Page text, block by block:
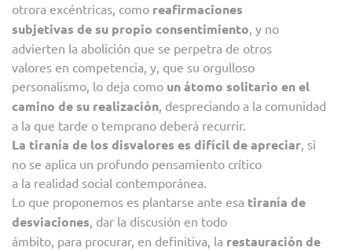
otrora excéntricas, como reafirmaciones
subjetivas de su propio consentimiento, y no
advierten la abolición que se perpetra de otros
valores en competencia, y, que su orgulloso
personalismo, lo deja como un átomo solitario en el
camino de su realización, despreciando a la comunidad
a la que tarde o temprano deberá recurrir.
La tiranía de los disvalores es difícil de apreciar, si
no se aplica un profundo pensamiento crítico
a la realidad social contemporánea.
Lo que proponemos es plantarse ante esa tiranía de
desviaciones, dar la discusión en todo
ámbito, para procurar, en definitiva, la restauración de